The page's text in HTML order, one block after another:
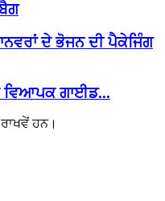
ਦੇ ਭੋਜਨ ਦੀ ਪੈਕੇਜਿੰਗ
ਗਾਈਡ...
ਹਨ।